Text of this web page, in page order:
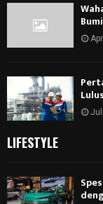
LIFESTYLE